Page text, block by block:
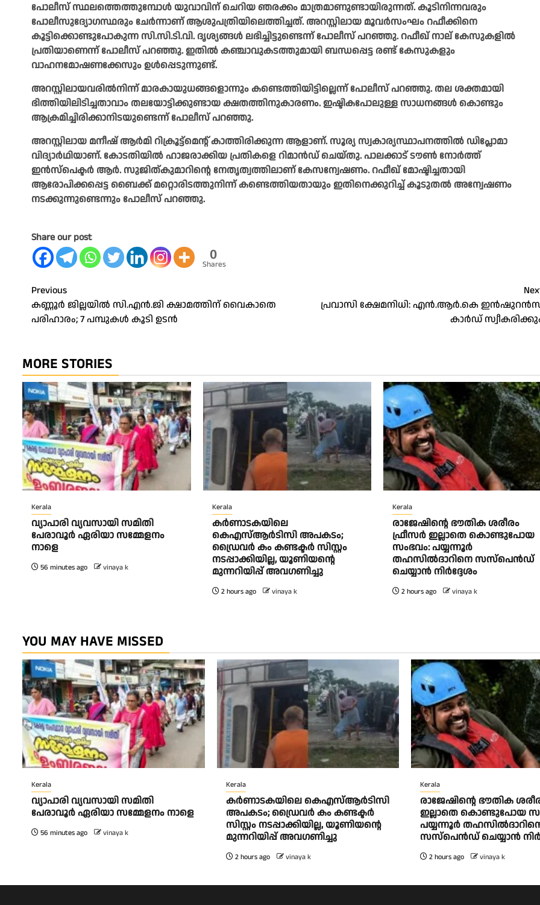
പോലീസ് സ്ഥലത്തെത്തുമ്പോൾ യുവാവിന് ചെറിയ ഞരക്കം മാത്രമാണുണ്ടായിരുന്നത്. കൂടിനിന്നവരും
പോലീസുദ്യോഗസ്ഥരും ചേർന്നാണ് ആശുപത്രിയിലെത്തിച്ചത്. അറസ്റ്റിലായ മൂവർസംഘം റഫീക്കിനെ
കൂട്ടിക്കൊണ്ടുപോകുന്ന സി.സി.ടി.വി. ദൃശ്യങ്ങൾ ലഭിച്ചിട്ടുണ്ടെന്ന് പോലീസ് പറഞ്ഞു. റഫീഖ് നാല്‌ കേസുകളിൽ
പ്രതിയാണെന്ന് പോലീസ് പറഞ്ഞു. ഇതിൽ കഞ്ചാവുകടത്തുമായി ബന്ധപ്പെട്ട രണ്ട്‌ കേസുകളും
വാഹനമോഷണക്കേസും ഉൾപ്പെടുന്നുണ്ട്.
അറസ്റ്റിലായവരിൽനിന്ന് മാരകായുധങ്ങളൊന്നും കണ്ടെത്തിയിട്ടില്ലെന്ന് പോലീസ് പറഞ്ഞു. തല ശക്തമായി
ഭിത്തിയിലിടിച്ചതാവാം തലയോട്ടിക്കുണ്ടായ ക്ഷതത്തിനുകാരണം. ഇഷ്ടികപോലുള്ള സാധനങ്ങൾ കൊണ്ടും
ആക്രമിച്ചിരിക്കാനിടയുണ്ടെന്ന് പോലീസ് പറഞ്ഞു.
അറസ്റ്റിലായ മനീഷ് ആർമി റിക്രൂട്ട്മെന്റ് കാത്തിരിക്കുന്ന ആളാണ്. സൂര്യ സ്വകാര്യസ്ഥാപനത്തിൽ ഡിപ്ലോമാ
വിദ്യാർഥിയാണ്. കോടതിയിൽ ഹാജരാക്കിയ പ്രതികളെ റിമാൻഡ് ചെയ്തു. പാലക്കാട് ടൗൺ നോർത്ത്
ഇൻസ്പെക്ടർ ആർ. സുജിത്കുമാറിന്റെ നേതൃത്വത്തിലാണ് കേസന്വേഷണം. റഫീഖ് മോഷ്ടിച്ചതായി
ആരോപിക്കപ്പെട്ട ബൈക്ക് മറ്റൊരിടത്തുനിന്ന് കണ്ടെത്തിയതായും ഇതിനെക്കുറിച്ച് കൂടുതൽ അന്വേഷണം
നടക്കുന്നുണ്ടെന്നും പോലീസ് പറഞ്ഞു.
Share our post
0
Shares
Post
navigation
Previous
കണ്ണൂർ ജില്ലയിൽ സി.എൻ.ജി ക്ഷാമത്തിന് വൈകാതെ
പരിഹാരം; 7 പമ്പുകൾ കൂടി ഉടൻ
പ്രവാസി ക്ഷേമനിധി: എൻ‍.ആർ.കെ
കാർഡ്
MORE STORIES
Kerala
വ്യാപാരി വ്യവസായി സമിതി
പേരാവൂർ ഏരിയാ സമ്മേളനം
നാളെ
56 minutes ago vinaya k
Kerala
കര്‍ണാടകയിലെ
കെഎസ്ആര്‍ടിസി അപകടം;
ഡ്രൈവര്‍ കം കണ്ടക്ടര്‍ സിസ്റ്റം
നടപ്പാക്കിയില്ല, യൂണിയന്റെ
മുന്നറിയിപ്പ് അവഗണിച്ചു
2 hours ago vinaya k
Kerala
രാജേഷിന്റെ ഭൗതിക ശരീരം
ഫ്രീസർ ഇല്ലാതെ കൊണ്ടുപോയ
സംഭവം: പയ്യന്നൂർ
തഹസിൽദാറിനെ സസ്പെൻഡ്
ചെയ്യാൻ നിർദ്ദേശം
2 hours ago vinaya k
YOU MAY HAVE MISSED
Kerala
വ്യാപാരി വ്യവസായി സമിതി
പേരാവൂർ ഏരിയാ സമ്മേളനം നാളെ
56 minutes ago vinaya k
Kerala
കര്‍ണാടകയിലെ കെഎസ്ആര്‍ടിസി
അപകടം; ഡ്രൈവര്‍ കം കണ്ടക്ടര്‍
സിസ്റ്റം നടപ്പാക്കിയില്ല, യൂണിയന്റെ
മുന്നറിയിപ്പ് അവഗണിച്ചു
2 hours ago vinaya k
Kerala
രാജേഷിന്റെ ഭൗതിക
ഇല്ലാതെ കൊണ്ടുപോയ
പയ്യന്നൂർ
സസ്പെൻഡ് ചെയ്യാൻ
2 hours ago vinaya k